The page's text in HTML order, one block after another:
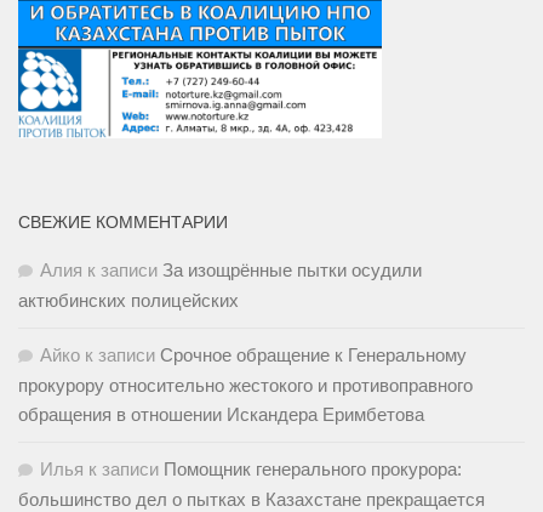
СВЕЖИЕ КОММЕНТАРИИ
Алия к записи За изощрённые пытки осудили
актюбинских полицейских
Айко к записи Срочное обращение к Генеральному
прокурору относительно жестокого и противоправного
обращения в отношении Искандера Еримбетова
Илья к записи Помощник генерального прокурора:
большинство дел о пытках в Казахстане прекращается